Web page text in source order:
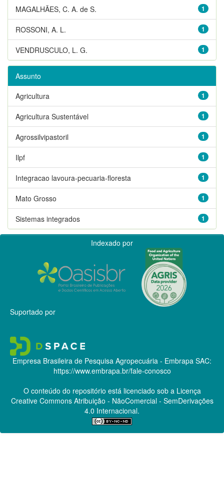
1
MAGALHÃES, C. A. de S.
1
ROSSONI, A. L.
1
VENDRUSCULO, L. G.
Assunto
1
Agricultura
1
Agricultura Sustentável
1
Agrossilvipastoril
1
Ilpf
1
Integracao lavoura-pecuaria-floresta
1
Mato Grosso
1
Sistemas integrados
Indexado por
Suportado por
Empresa Brasileira de Pesquisa Agropecuária - Embrapa SAC:
https://www.embrapa.br/fale-conosco
O conteúdo do repositório está licenciado sob a Licença
Creative CommonsAtribuição - NãoComercial - SemDerivações
4.0 Internacional.